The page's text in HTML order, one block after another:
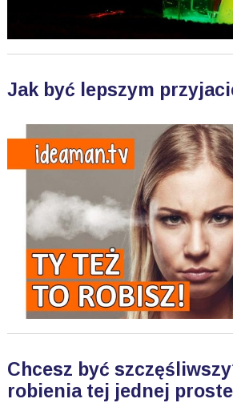
Jak być lepszym
Chcesz być
robienia tej jednej